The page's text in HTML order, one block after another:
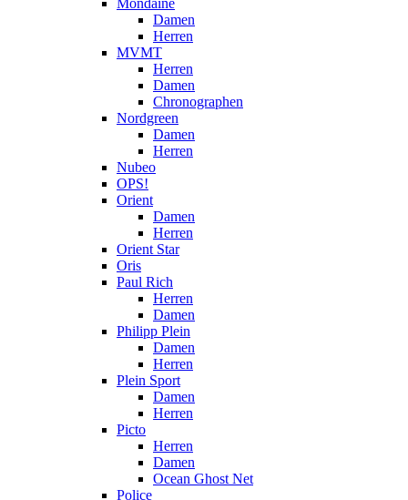
Mondaine
Damen
Herren
MVMT
Herren
Damen
Chronographen
Nordgreen
Damen
Herren
Nubeo
OPS!
Orient
Damen
Herren
Orient Star
Oris
Paul Rich
Herren
Damen
Philipp Plein
Damen
Herren
Plein Sport
Damen
Herren
Picto
Herren
Damen
Ocean Ghost Net
Police